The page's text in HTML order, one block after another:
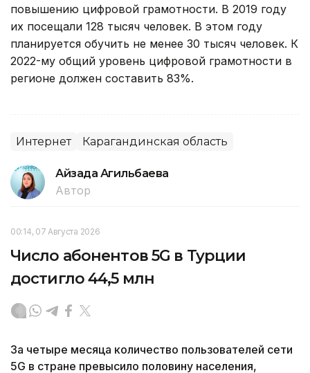
повышению цифровой грамотности. В 2019 году
их посещали 128 тысяч человек. В этом году
планируется обучить не менее 30 тысяч человек. К
2022-му общий уровень цифровой грамотности в
регионе должен составить 83%.
Интернет Карагандинская область
Айзада Агильбаева
Автор
00:14, 07 Августа 2026
Число абонентов 5G в Турции
достигло 44,5 млн
За четыре месяца количество пользователей сети
5G в стране превысило половину населения,